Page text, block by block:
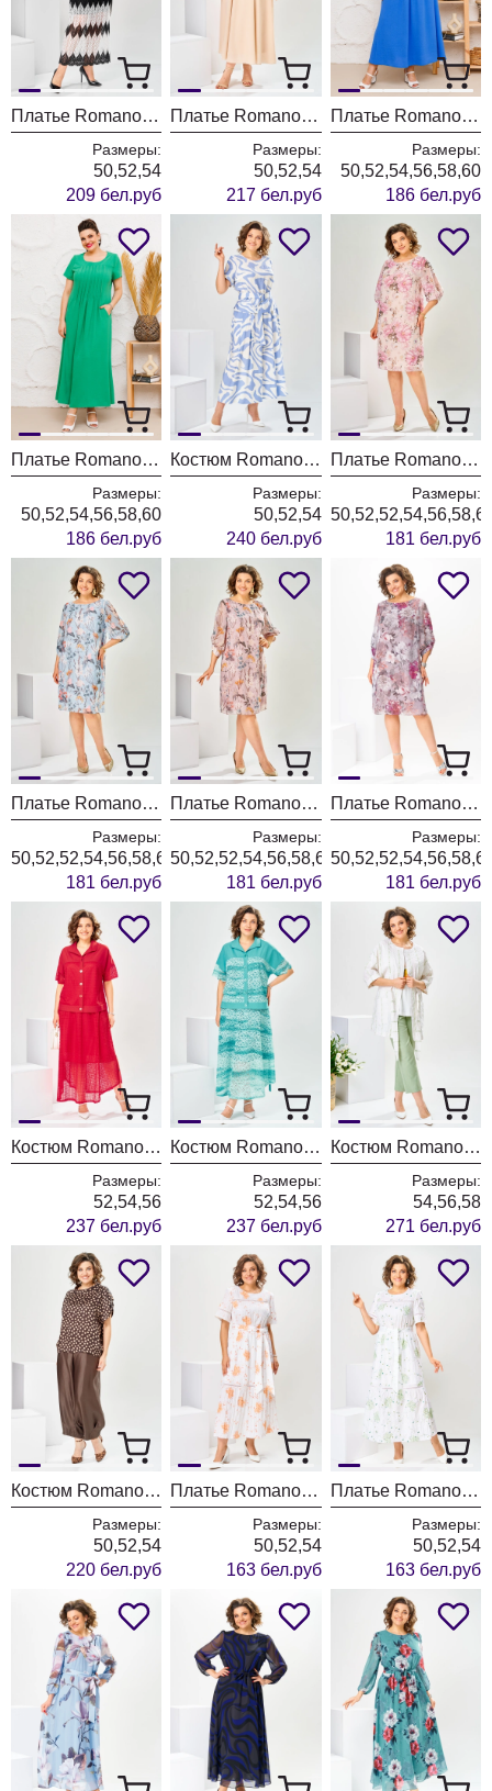
Платье Romanovich Style 1-2921 чёрно-белый
Размеры:
50,52,54
209 бел.руб
Платье Romanovich Style 1-2898 бежевый
Размеры:
50,52,54
217 бел.руб
Платье Romanovich Style 1-1826 джинс
Размеры:
50,52,54,56,58,60
186 бел.руб
Платье Romanovich Style 1-1826 молодая зелень
Размеры:
50,52,54,56,58,60
186 бел.руб
Костюм Romanovich Style 2-2704 бело-голубой
Размеры:
50,52,54
240 бел.руб
Платье Romanovich Style 1-2792 персиковый
Размеры:
181 бел.руб
Платье Romanovich Style 1-2792 голубой
Размеры:
50,52,52,54,56,58,60
181 бел.руб
Платье Romanovich Style 1-2792 пудровый
Размеры:
50,52,52,54,56,58,60
181 бел.руб
Платье Romanovich Style 1-2792 розовый цветы
Размеры:
181 бел.руб
Костюм Romanovich Style 2-2904 красный
Размеры:
52,54,56
237 бел.руб
Костюм Romanovich Style 2-2904 бирюзовый
Размеры:
52,54,56
237 бел.руб
Костюм Romanovich Style 3-2377 белый/салатовый
Размеры:
54,56,58
271 бел.руб
Костюм Romanovich Style 2-2924 коричневый
Размеры:
50,52,54
220 бел.руб
Платье Romanovich Style 1-2823 оранжевый принт
Размеры:
50,52,54
163 бел.руб
Платье Romanovich Style 1-2823 зеленый принт
Размеры:
50,52,54
163 бел.руб